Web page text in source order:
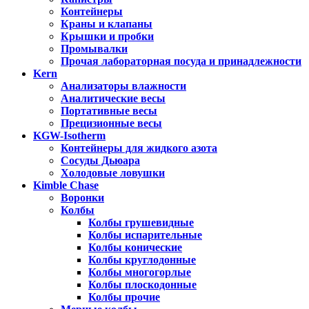
Контейнеры
Краны и клапаны
Крышки и пробки
Промывалки
Прочая лабораторная посуда и принадлежности
Kern
Анализаторы влажности
Аналитические весы
Портативные весы
Прецизионные весы
KGW-Isotherm
Контейнеры для жидкого азота
Сосуды Дьюара
Холодовые ловушки
Kimble Chase
Воронки
Колбы
Колбы грушевидные
Колбы испарительные
Колбы конические
Колбы круглодонные
Колбы многогорлые
Колбы плоскодонные
Колбы прочие